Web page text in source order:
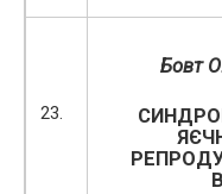
23.
Бовт